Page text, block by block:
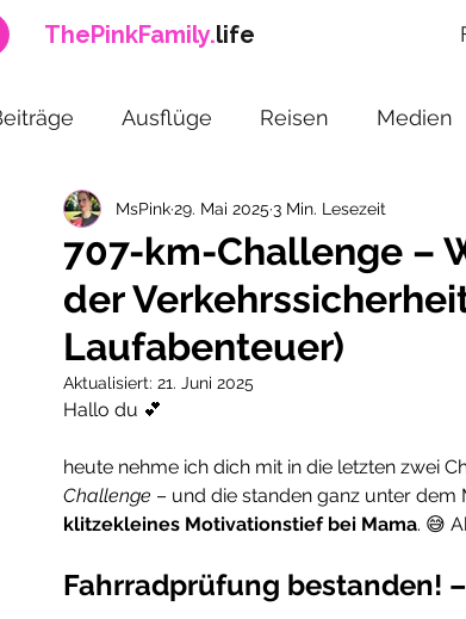
ThePinkFamily.life
Ausflüge Reisen Medien
Fitness & Sport Spielzeug
Schwangerschaft Fundgrube Musicals
707-km-Challenge –
der
Laufabenteuer)
MsPink29. Mai 2025 3 Min. Lesezeit
Aktualisiert: 21. Juni 2025
Hallo du 💕
heute nehme ich dich mit in die letzten zwei
Challenge – und die standen ganz unter dem
klitzekleines Motivationstief bei Mama. 😅
Fahrradprüfung bestanden!